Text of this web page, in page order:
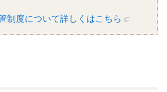
制度について詳しくはこちら